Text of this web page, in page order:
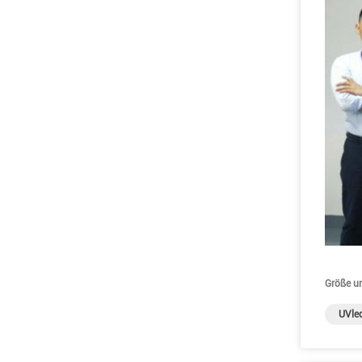
Größe